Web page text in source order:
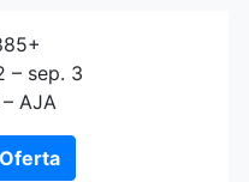
– sep. 3
AJA